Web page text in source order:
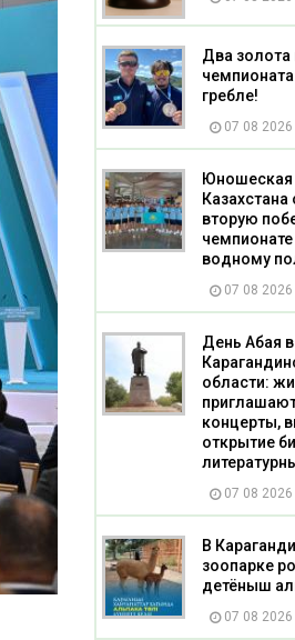
Два золота
гребле!
07 08 2026
Юношеская
вторую
водному
07 08 2026
День Абая в
области:
концерты,
открытие
07 08 2026
В
зоопарке
детёныш
07 08 2026